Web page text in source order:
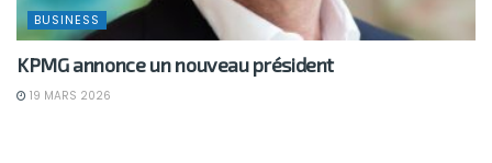
BUSINESS
KPMG annonce un nouveau président
19 MARS 2026